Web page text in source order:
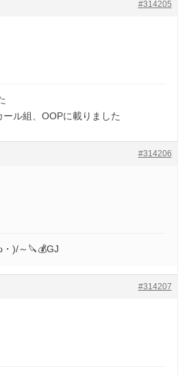
#314205
ル組、OOPに載りました
#314206
)/～🔪💰GJ
#314207